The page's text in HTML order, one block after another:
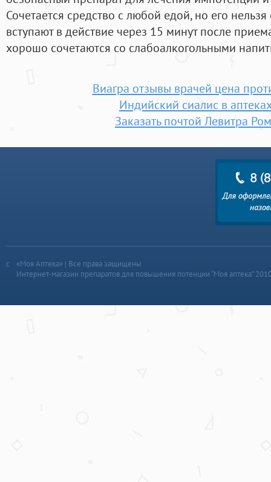
Сочетается средство с любой едой, но его
вступают в действие через 15 минут после
хорошо сочетаются со слабоалкогольными
Виагра отзывы врачей цена
Индийский сиалис в
Заказать почтой Левитра
«Моя Аптека» | Все права защищены
Интернет-магазин препаратов для повышения потенции “Моя аптека”